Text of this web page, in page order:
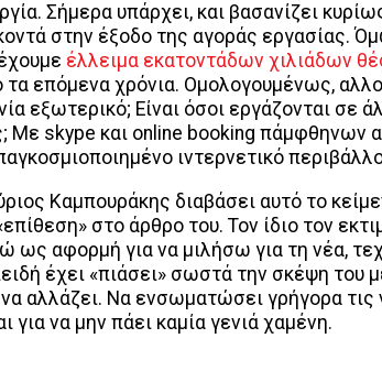
Σήμερα υπάρχει, και βασανίζει
στην έξοδο της αγοράς εργασίας.
έλλειμα εκατοντάδων χιλιάδων
τα επόμενα χρόνια. Ομολογουμένως,
εξωτερικό; Είναι όσοι εργάζονται σε
Με skype και online booking πάμφθηνων
ιντερνετικό
Καμπουράκης διαβάσει αυτό το
στο άρθρο του. Τον ίδιο τον
ως αφορμή για να μιλήσω για τη νέα,
έχει «πιάσει» σωστά την σκέψη του
αλλάζει. Να ενσωματώσει γρήγορα τις
για να μην πάει καμία γενιά χαμένη.